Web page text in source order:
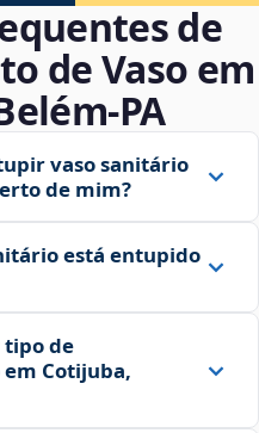
de
de Vaso em
vaso sanitário
de mim?
está entupido
tipo de
Cotijuba,